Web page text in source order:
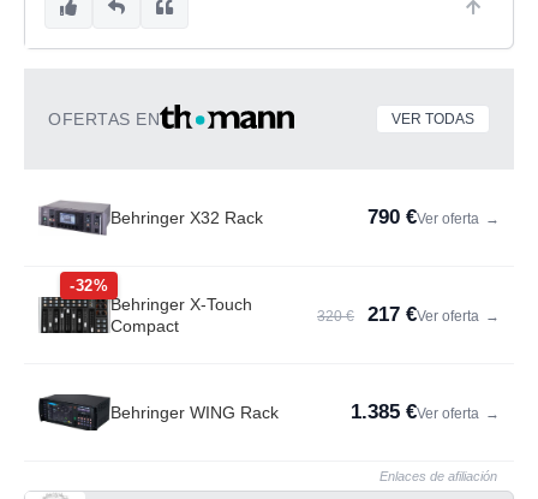
OFERTAS EN VER TODAS
Behringer X32 Rack 790 €Ver oferta →
-32%
Behringer X-Touch
Compact
320 € 217 €Ver oferta →
Behringer WING Rack 1.385 €Ver oferta →
Enlaces de afiliación